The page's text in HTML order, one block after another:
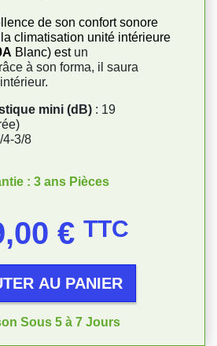
de son confort sonore
climatisation unité intérieure
Blanc) est un
à son forma, il saura
mini (dB) : 19
4-3/8
: 3 ans Pièces
€ TTC
AU PANIER
Sous 5 à 7 Jours